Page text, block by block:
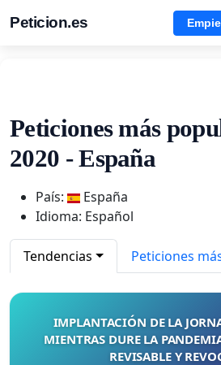
Peticion.es
Peticiones más
2020 - España
País:
España
Idioma: Español
Tendencias Peticiones
IMPLANTACIÓN DE LA
MIENTRAS DURE LA
REVISABLE Y